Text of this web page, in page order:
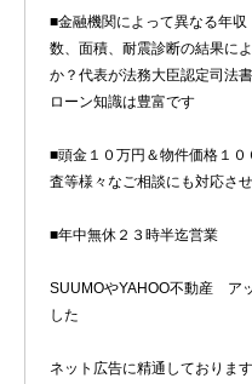
■金融機関によって異なる年
数、面積、耐震診断の結果に
か？代表が法務大臣認定司法
ローン知識は豊富です
■頭金１０万円＆物件価格１
査等様々なご相談にも対応させ
■年中無休２３時半迄営業
SUUMOやYAHOO不動産 ア
した
ネット広告に精通しております